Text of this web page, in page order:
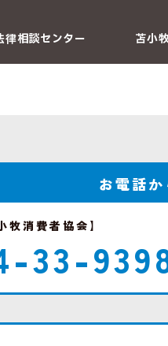
律相談センター 苫小
お電話
牧消費者協会】
33-